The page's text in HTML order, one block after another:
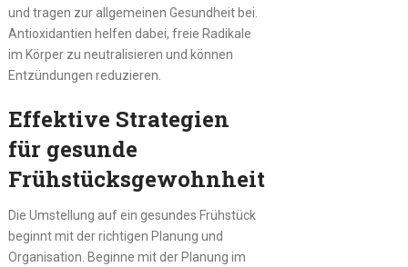
und tragen zur allgemeinen Gesundheit bei.
Antioxidantien helfen dabei, freie Radikale
im Körper zu neutralisieren und können
Entzündungen reduzieren.
Effektive Strategien
für gesunde
Frühstücksgewohnheiten
Die Umstellung auf ein gesundes Frühstück
beginnt mit der richtigen Planung und
Organisation. Beginne mit der Planung im